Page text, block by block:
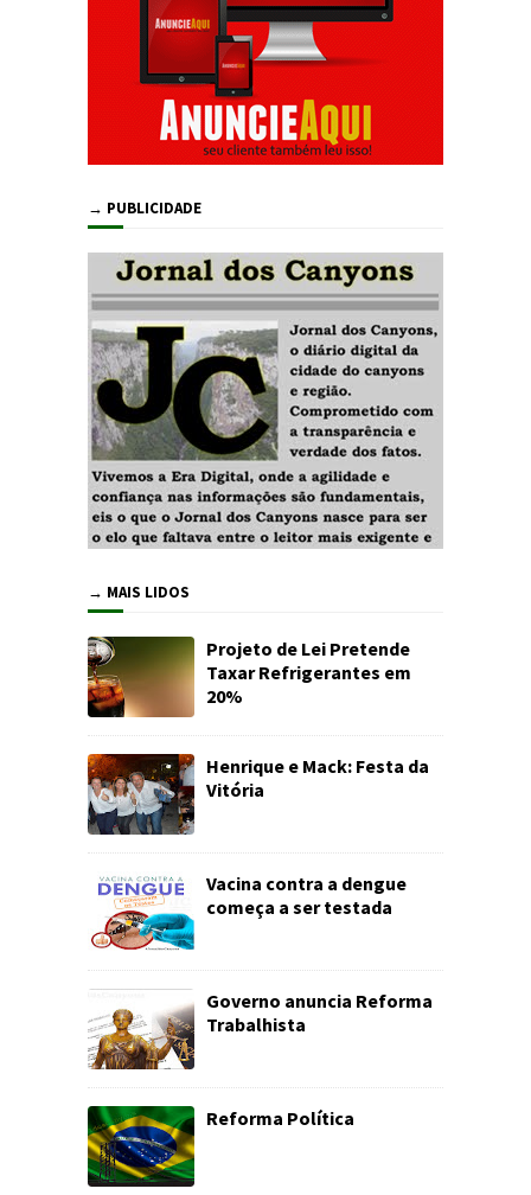
→ PUBLICIDADE
→ MAIS LIDOS
Projeto de Lei Pretende
Taxar Refrigerantes em
20%
Henrique e Mack: Festa da
Vitória
Vacina contra a dengue
começa a ser testada
Governo anuncia Reforma
Trabalhista
Reforma Política